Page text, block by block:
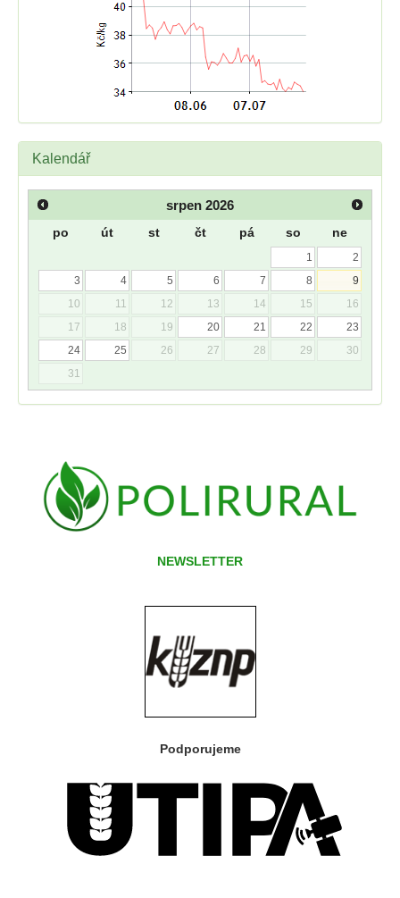
Kalendář
srpen 2026
po út st čt pá so ne
1
2
3
4 5 6 7 8
9
10
11 12 13 14 15
16
17
18 19 20 21 22
23
24
25 26 27 28 29
30
31
NEWSLETTER
Podporujeme